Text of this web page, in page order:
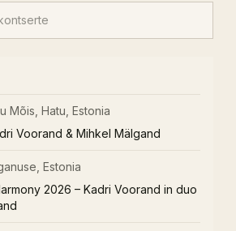
Mõis, Hatu, Estonia
Voorand & Mihkel Mälgand
Estonia
2026 – Kadri Voorand in duo